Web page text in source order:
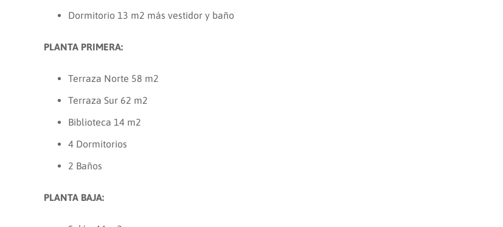
Dormitorio 13 m2 más vestidor y baño
PLANTA PRIMERA:
Terraza Norte 58 m2
Terraza Sur 62 m2
Biblioteca 14 m2
4 Dormitorios
2 Baños
PLANTA BAJA: